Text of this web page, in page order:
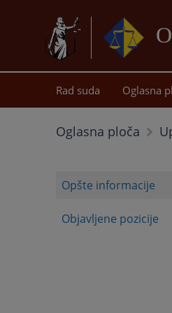
Rad suda Oglasna
Oglasna ploča
Opšte informacije
Objavljene pozicije